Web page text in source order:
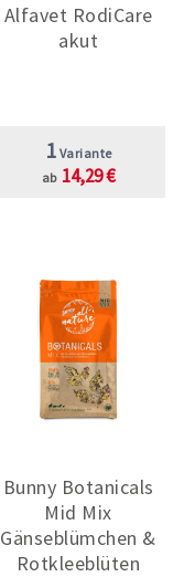
Alfavet RodiCare
akut
1 Variante
ab 14,29 €
Bunny Botanicals
Mid Mix
Gänseblümchen &
Rotkleeblüten